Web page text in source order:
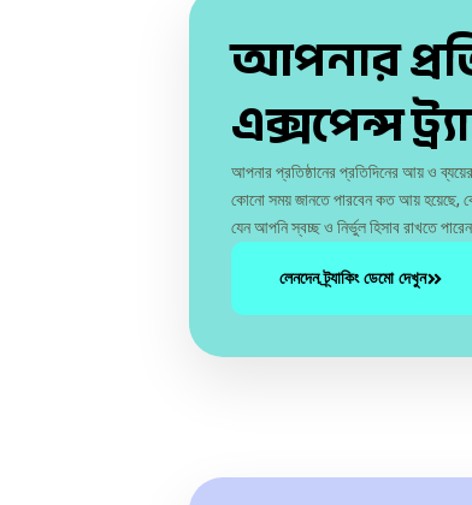
আপনার
এক্সপেন্স
আপনার প্রতিষ্ঠানের প্রতিদিনের আয় ও
কোনো সময় জানতে পারবেন কত আয় হয়েছে,
যেন আপনি স্বচ্ছ ও নির্ভুল হিসাব রাখতে
লেনদেন ট্র্যাকিং ডেমো দেখুন